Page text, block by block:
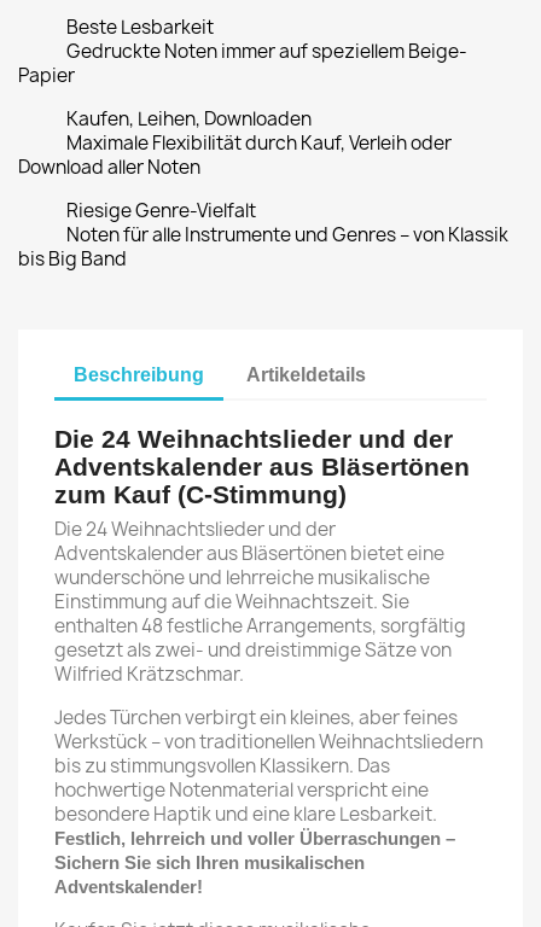
Beste Lesbarkeit
Gedruckte Noten immer auf speziellem Beige-
Papier
Kaufen, Leihen, Downloaden
Maximale Flexibilität durch Kauf, Verleih oder
Download aller Noten
Riesige Genre-Vielfalt
Noten für alle Instrumente und Genres – von Klassik
bis Big Band
Beschreibung Artikeldetails
Die 24 Weihnachtslieder und der
Adventskalender aus Bläsertönen
zum Kauf (C-Stimmung)
Die 24 Weihnachtslieder und der
Adventskalender aus Bläsertönen bietet eine
wunderschöne und lehrreiche musikalische
Einstimmung auf die Weihnachtszeit. Sie
enthalten 48 festliche Arrangements, sorgfältig
gesetzt als zwei- und dreistimmige Sätze von
Wilfried Krätzschmar.
Jedes Türchen verbirgt ein kleines, aber feines
Werkstück – von traditionellen Weihnachtsliedern
bis zu stimmungsvollen Klassikern. Das
hochwertige Notenmaterial verspricht eine
besondere Haptik und eine klare Lesbarkeit.
Festlich, lehrreich und voller Überraschungen –
Sichern Sie sich Ihren musikalischen
Adventskalender!